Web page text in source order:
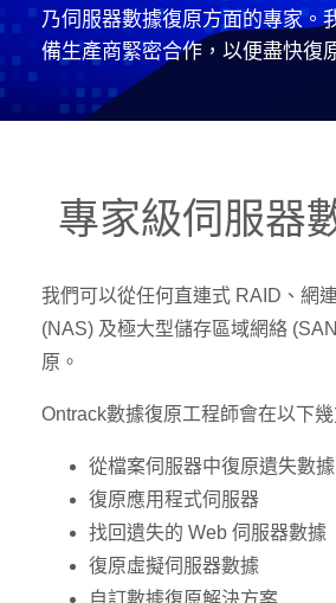
乃伺服器數據復原方面的專家。
備生產商緊密合作，以便盡快復
專家級伺服器
我們可以從任何直連式 RAID、網
(NAS) 及極大型儲存區域網絡
原。
Ontrack數據復原工程師會在以下幾
從檔案伺服器中復原遺失數據
復原應用程式伺服器
找回遺失的 Web 伺服器數據
復原虛擬伺服器數據
自訂數據復原解決方案